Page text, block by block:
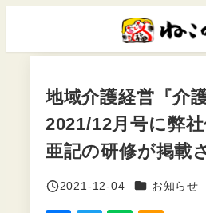
地域介護経営『介
2021/12月号に弊
亜記の研修が掲載
投稿日
2021-12-04 カテゴリー
お知らせ